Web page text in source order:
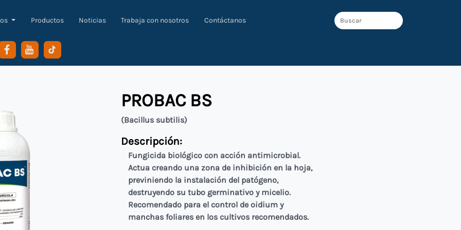
Productos Noticias Trabaja con nosotros Contáctanos
PROBAC BS
(Bacillus subtilis)
Descripción:
Fungicida biológico con acción antimicrobial.
Actua creando una zona de inhibición en la hoja,
previniendo la instalación del patógeno,
destruyendo su tubo germinativo y micelio.
Recomendado para el control de oidium y
manchas foliares en los cultivos recomendados.